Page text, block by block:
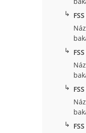
↳
↳
↳
↳